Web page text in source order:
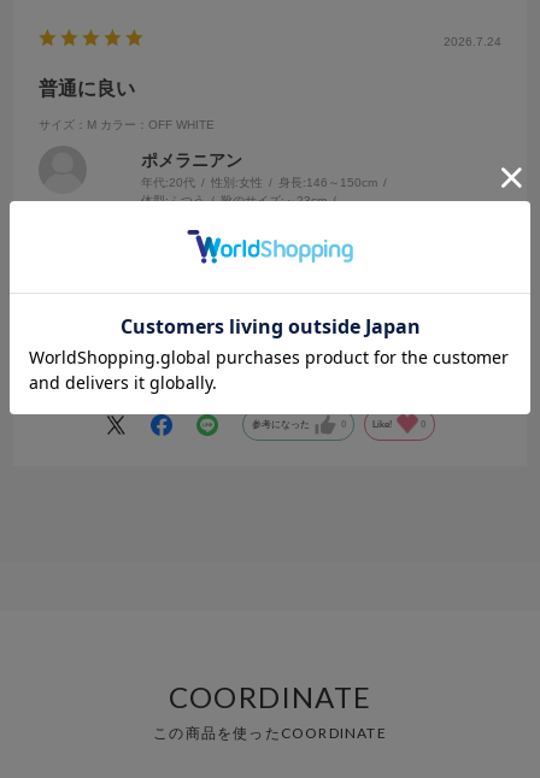
2026.7.24
普通に良い
サイズ：M カラー：OFF WHITE
ポメラニアン
年代:20代 性別:女性 身長:146～150cm
体型:ふつう 靴のサイズ:～23cm
デザイン過ぎないのでアクセサリーつけても映えそうな感じで汎用性
高くてめちゃ好きです。
参考になった 0 Like! 0
COORDINATE
この商品を使ったCOORDINATE